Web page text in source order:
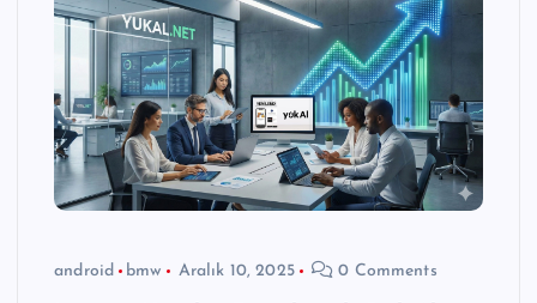
android bmw Aralık 10, 2025 0 Comments